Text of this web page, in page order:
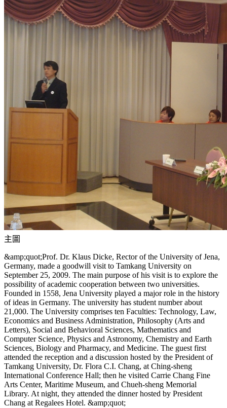
主圖
&amp;quot;Prof. Dr. Klaus Dicke, Rector of the University of Jena,
Germany, made a goodwill visit to Tamkang University on
September 25, 2009. The main purpose of his visit is to explore the
possibility of academic cooperation between two universities.
Founded in 1558, Jena University played a major role in the history
of ideas in Germany. The university has student number about
21,000. The University comprises ten Faculties: Technology, Law,
Economics and Business Administration, Philosophy (Arts and
Letters), Social and Behavioral Sciences, Mathematics and
Computer Science, Physics and Astronomy, Chemistry and Earth
Sciences, Biology and Pharmacy, and Medicine. The guest first
attended the reception and a discussion hosted by the President of
Tamkang University, Dr. Flora C.I. Chang, at Ching-sheng
International Conference Hall; then he visited Carrie Chang Fine
Arts Center, Maritime Museum, and Chueh-sheng Memorial
Library. At night, they attended the dinner hosted by President
Chang at Regalees Hotel. &amp;quot;